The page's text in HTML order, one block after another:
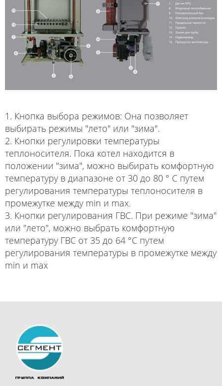
1. Кнопка выбора режимов: Она позволяет
выбирать режимы "лето" или "зима".
2. Кнопки регулировки температуры
теплоносителя. Пока котел находится в
положении "зима", можно выбирать комфортную
температуру в диапазоне от 30 до 80 ° С путем
регулирования температуры теплоносителя в
промежутке между min и max.
3. Кнопки регулирования ГВС. При режиме "зима"
или "лето", можно выбрать комфортную
температуру ГВС от 35 до 64 °С путем
регулирования температуры в промежутке между
min и max